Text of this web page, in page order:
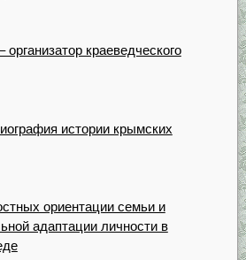
краеведческого
истории крымских
ориентации семьи и
адаптации личности в